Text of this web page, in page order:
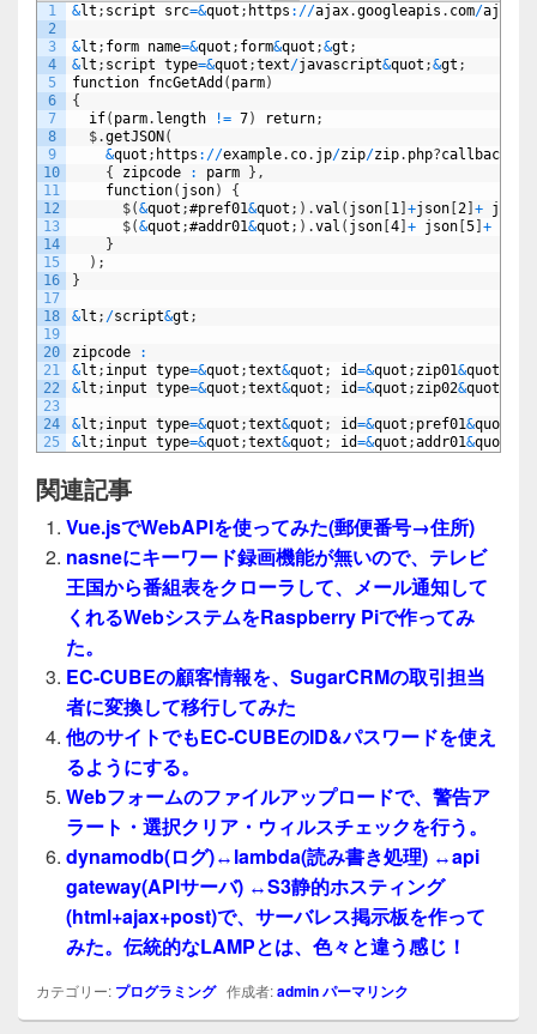
1
2
3
4
5
6
7
8
9
10
11
12
13
14
15
16
17
18
19
20
21
22
23
24
25
&lt ; script src=&quot ; https : //ajax.googleapis . com/ajax
&lt ; form name=&quot ; form&quot ;&gt ;
&lt ; script type=&quot ;text/javascript&quot ;&gt ;
function fncGetAdd ( parm)
{
if( parm. length != 7) return;
$.getJSON(
&quot ; https : //example. co. jp/zip/zip. php?callback
{
zipcode : parm } ,
function( json)
{
$(&quot ;#pref01&quot ; ) .val ( json [1] +json [2] + json
$(&quot ;#addr01&quot ; ) .val ( json [4] + json [5] +
}
) ;
}
&lt ; /script&gt ;
zipcode
:
&lt ; input type=&quot ;text&quot ; id=&quot ; zip01&quot
&lt ; input type=&quot ;text&quot ; id=&quot ; zip02&quot
&lt ; input type=&quot ;text&quot ; id=&quot ; pref01&quot
&lt ; input type=&quot ;text&quot ; id=&quot ;addr01&quot
関連記事
Vue.jsでWebAPIを使ってみた(郵便番号→住所)
nasneにキーワード録画機能が無いので、テレビ
王国から番組表をクローラして、メール通知して
くれるWebシステムをRaspberry Piで作ってみ
た。
EC-CUBEの顧客情報を、SugarCRMの取引担当
者に変換して移行してみた
他のサイトでもEC-CUBEのID&パスワードを使え
るようにする。
Webフォームのファイルアップロードで、警告ア
ラート・選択クリア・ウィルスチェックを行う。
dynamodb(ログ)↔lambda(読み書き処理) ↔api
gateway(APIサーバ) ↔S3静的ホスティング
(html+ajax+post)で、サーバレス掲示板を作って
みた。伝統的なLAMPとは、色々と違う感じ！
カテゴリー: プログラミング作成者:adminパーマリンク